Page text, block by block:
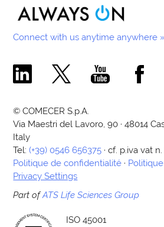
Connect with us anytime anywhere »
Comecer Linkedin Page
Comecer X Page
Comecer
© COMECER S.p.A.
Via Maestri del Lavoro, 90 · 48014
Italy
Tel:(+39) 0546 656375 · cf. p.iva vat
Politique de confidentialité ·
Privacy Settings
Part ofATS Life Sciences Group
ISO 45001